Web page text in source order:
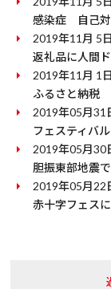
感染症 自己
2019年11月 5日
返礼品に人間
2019年11月 1日
ふるさと納税
2019年05月31
フェスティバ
2019年05月30
胆振東部地震
2019年05月22
赤十字フェス